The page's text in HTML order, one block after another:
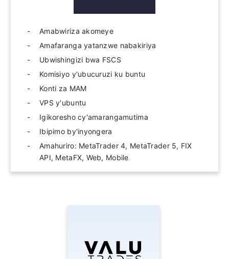
Amabwiriza akomeye
Amafaranga yatanzwe nabakiriya
Ubwishingizi bwa FSCS
Komisiyo y'ubucuruzi ku buntu
Konti za MAM
VPS y'ubuntu
Igikoresho cy'amarangamutima
Ibipimo by'inyongera
Amahuriro: MetaTrader 4, MetaTrader 5, FIX
API, MetaFX, Web, Mobile